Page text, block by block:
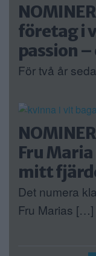
företag i
passion
För två år
Fru
mitt
Det numera
Fru Marias […]